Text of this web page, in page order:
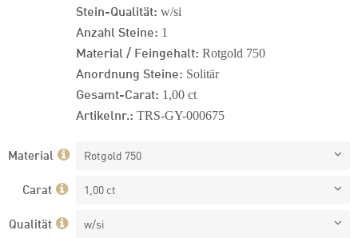
Stein-Qualität: w/si
Anzahl Steine: 1
Material / Feingehalt: Rotgold 750
Anordnung Steine: Solitär
Gesamt-Carat: 1,00 ct
Artikelnr.: TRS-GY-000675
Material Rotgold 750
Carat 1,00 ct
Qualität w/si